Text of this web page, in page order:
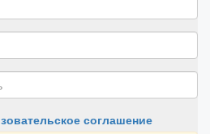
соглашение